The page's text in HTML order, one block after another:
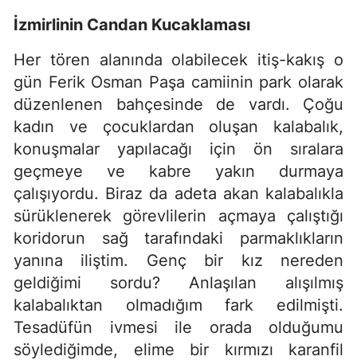
İzmirlinin Candan Kucaklaması
Her tören alanında olabilecek itiş-kakış o
gün Ferik Osman Paşa camiinin park olarak
düzenlenen bahçesinde de vardı. Çoğu
kadın ve çocuklardan oluşan kalabalık,
konuşmalar yapılacağı için ön sıralara
geçmeye ve kabre yakın durmaya
çalışıyordu. Biraz da adeta akan kalabalıkla
sürüklenerek görevlilerin açmaya çalıştığı
koridorun sağ tarafındaki parmaklıkların
yanına iliştim. Genç bir kız nereden
geldiğimi sordu? Anlaşılan alışılmış
kalabalıktan olmadığım fark edilmişti.
Tesadüfün ivmesi ile orada olduğumu
söylediğimde, elime bir kırmızı karanfil